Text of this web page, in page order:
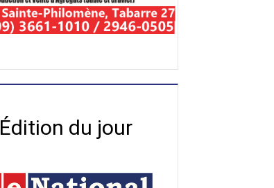
Édition du jour